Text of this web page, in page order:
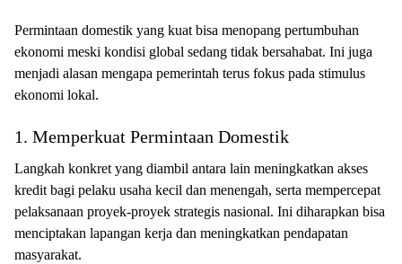
Permintaan domestik yang kuat bisa menopang pertumbuhan
ekonomi meski kondisi global sedang tidak bersahabat. Ini juga
menjadi alasan mengapa pemerintah terus fokus pada stimulus
ekonomi lokal.
1. Memperkuat Permintaan Domestik
Langkah konkret yang diambil antara lain meningkatkan akses
kredit bagi pelaku usaha kecil dan menengah, serta mempercepat
pelaksanaan proyek-proyek strategis nasional. Ini diharapkan bisa
menciptakan lapangan kerja dan meningkatkan pendapatan
masyarakat.